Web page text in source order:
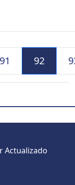
91 92
Actualizado